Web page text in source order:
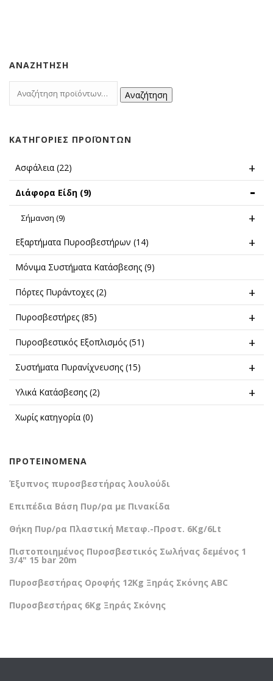
ΑΝΑΖΉΤΗΣΗ
Αναζήτηση
ΚΑΤΗΓΟΡΊΕΣ ΠΡΟΪΌΝΤΩΝ
Ασφάλεια (22)
Διάφορα Είδη (9)
Σήμανση (9)
Εξαρτήματα Πυροσβεστήρων (14)
Μόνιμα Συστήματα Κατάσβεσης (9)
Πόρτες Πυράντοχες (2)
Πυροσβεστήρες (85)
Πυροσβεστικός Εξοπλισμός (51)
Συστήματα Πυρανίχνευσης (15)
Υλικά Κατάσβεσης (2)
Χωρίς κατηγορία (0)
ΠΡΟΤΕΙΝΌΜΕΝΑ
Έξυπνος πυροσβεστήρας λουλούδι
Επιπέδια Βάση Πυρ/ρα με Πινακίδα
Θήκη Πυρ/ρα Πλαστική Μεταφ.-Προστ. 6Kg/6Lt
Πιστοποιημένος Πυροσβεστικός Σωλήνας δεμένος 1
3/4" 15 bar 20m
Πυροσβεστήρας Οροφής 12Kg Ξηράς Σκόνης ABC
Πυροσβεστήρας 6Kg Ξηράς Σκόνης